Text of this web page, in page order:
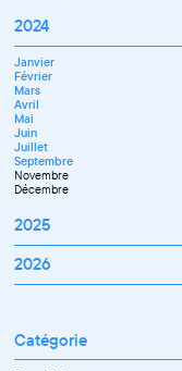
2024
Janvier
Février
Mars
Avril
Mai
Juin
Juillet
Septembre
Novembre
Décembre
2025
Janvier
Mars
Juin
Juillet
Septembre
2026
Avril
Mai
Catégorie